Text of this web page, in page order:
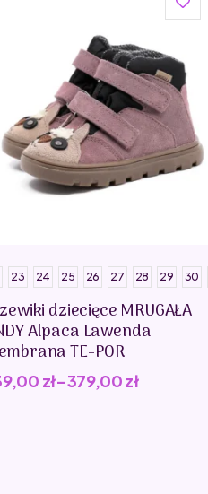
23 24 25 26 27 28 29 30
dziecięce MRUGAŁA
Alpaca Lawenda
TE-POR
zł–379,00zł